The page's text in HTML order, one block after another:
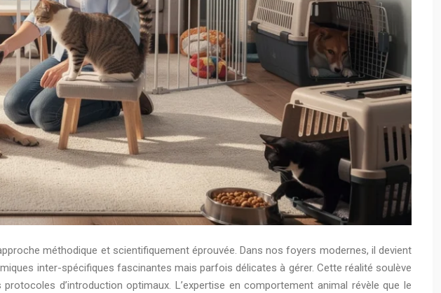
méthodique et scientifiquement éprouvée. Dans nos foyers modernes, il devient
inter-spécifiques fascinantes mais parfois délicates à gérer. Cette réalité soulève
d’introduction optimaux. L’expertise en comportement animal révèle que le